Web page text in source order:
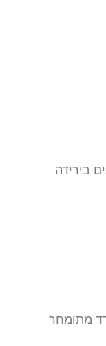
בירידה
מתומחר